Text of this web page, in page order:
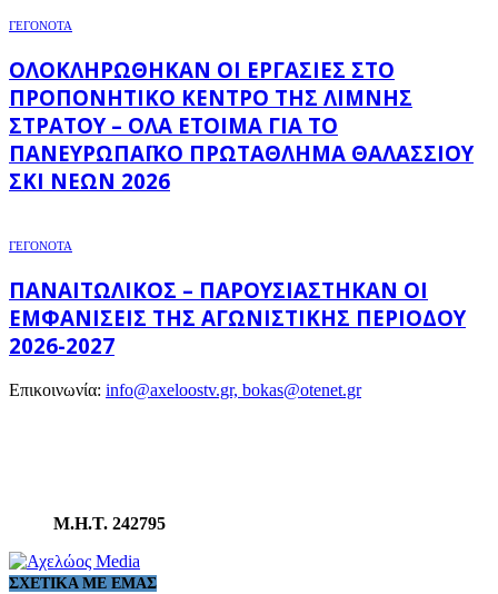
ΓΕΓΟΝΟΤΑ
ΟΛΟΚΛΗΡΏΘΗΚΑΝ ΟΙ ΕΡΓΑΣΊΕΣ ΣΤΟ
ΠΡΟΠΟΝΗΤΙΚΌ ΚΈΝΤΡΟ ΤΗΣ ΛΊΜΝΗΣ
ΣΤΡΆΤΟΥ – ΌΛΑ ΈΤΟΙΜΑ ΓΙΑ ΤΟ
ΠΑΝΕΥΡΩΠΑΪΚΌ ΠΡΩΤΆΘΛΗΜΑ ΘΑΛΆΣΣΙΟΥ
ΣΚΙ ΝΈΩΝ 2026
ΓΕΓΟΝΟΤΑ
ΠΑΝΑΙΤΩΛΙΚΌΣ – ΠΑΡΟΥΣΙΆΣΤΗΚΑΝ ΟΙ
ΕΜΦΑΝΊΣΕΙΣ ΤΗΣ ΑΓΩΝΙΣΤΙΚΉΣ ΠΕΡΙΌΔΟΥ
2026-2027
Επικοινωνία: info@axeloostv.gr, bokas@otenet.gr
Μ.Η.Τ. 242795
ΣΧΕΤΙΚΆ ΜΕ ΕΜΆΣ